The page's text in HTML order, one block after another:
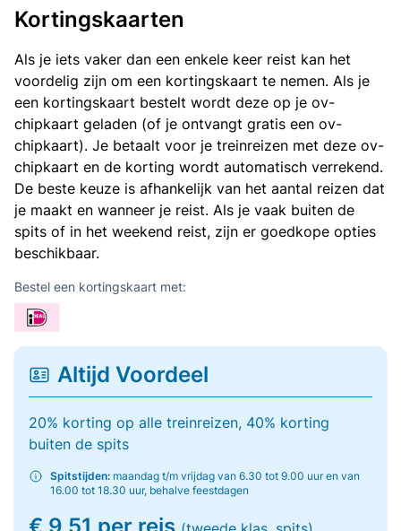
Kortingskaarten
Als je iets vaker dan een enkele keer reist kan het
voordelig zijn om een kortingskaart te nemen. Als je
een kortingskaart bestelt wordt deze op je ov-
chipkaart geladen (of je ontvangt gratis een ov-
chipkaart). Je betaalt voor je treinreizen met deze ov-
chipkaart en de korting wordt automatisch verrekend.
De beste keuze is afhankelijk van het aantal reizen dat
je maakt en wanneer je reist. Als je vaak buiten de
spits of in het weekend reist, zijn er goedkope opties
beschikbaar.
Bestel een kortingskaart met:
Altijd Voordeel
20% korting op alle treinreizen, 40% korting
buiten de spits
Spitstijden: maandag t/m vrijdag van 6.30 tot 9.00 uur en van
16.00 tot 18.30 uur, behalve feestdagen